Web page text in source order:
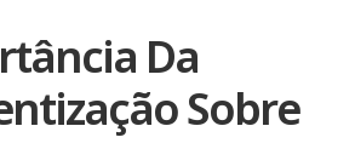
Da
Sobre